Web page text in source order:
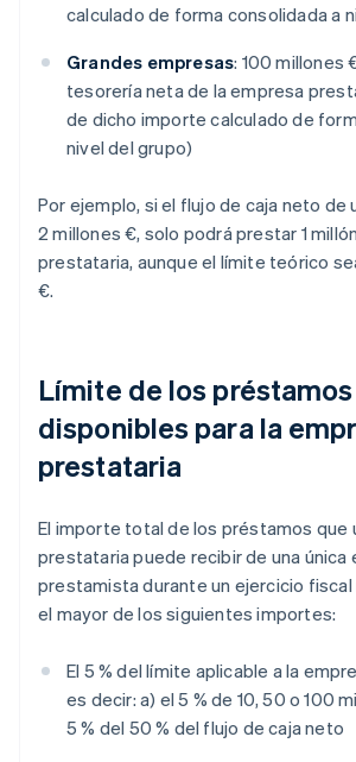
calculado de forma consolidada a
Grandes empresas: 100 millones
tesorería neta de la empresa
de dicho importe calculado de
nivel del grupo)
Por ejemplo, si el flujo de caja neto de
2 millones €, solo podrá prestar 1
prestataria, aunque el límite teórico
€.
Límite de los préstamos
disponibles para la
prestataria
El importe total de los préstamos que
prestataria puede recibir de una única
prestamista durante un ejercicio
el mayor de los siguientes importes:
El 5 % del límite aplicable a la
es decir: a) el 5 % de 10, 50 o 100
5 % del 50 % del flujo de caja neto